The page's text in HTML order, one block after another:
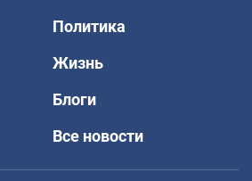
Политика
Жизнь
Блоги
Все новости